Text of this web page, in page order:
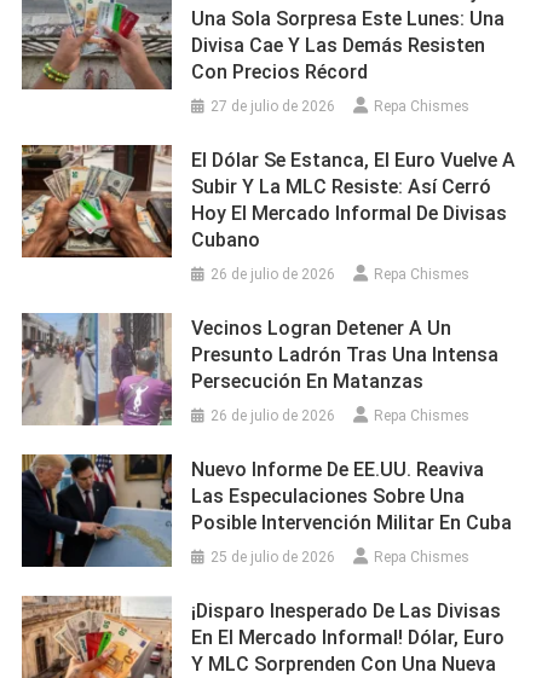
Una Sola Sorpresa Este Lunes: Una
Divisa Cae Y Las Demás Resisten
Con Precios Récord
27 de julio de 2026 Repa Chismes
El Dólar Se Estanca, El Euro Vuelve A
Subir Y La MLC Resiste: Así Cerró
Hoy El Mercado Informal De Divisas
Cubano
26 de julio de 2026 Repa Chismes
Vecinos Logran Detener A Un
Presunto Ladrón Tras Una Intensa
Persecución En Matanzas
26 de julio de 2026 Repa Chismes
Nuevo Informe De EE.UU. Reaviva
Las Especulaciones Sobre Una
Posible Intervención Militar En Cuba
25 de julio de 2026 Repa Chismes
¡Disparo Inesperado De Las Divisas
En El Mercado Informal! Dólar, Euro
Y MLC Sorprenden Con Una Nueva